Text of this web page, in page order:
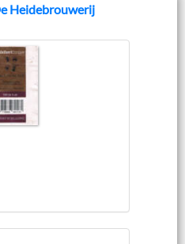
Heidebrouwerij